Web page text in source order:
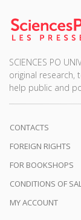
SCIENCES PO
original research,
help public and
CONTACTS
FOREIGN RIGHTS
FOR BOOKSHOPS
CONDITIONS OF
MY ACCOUNT